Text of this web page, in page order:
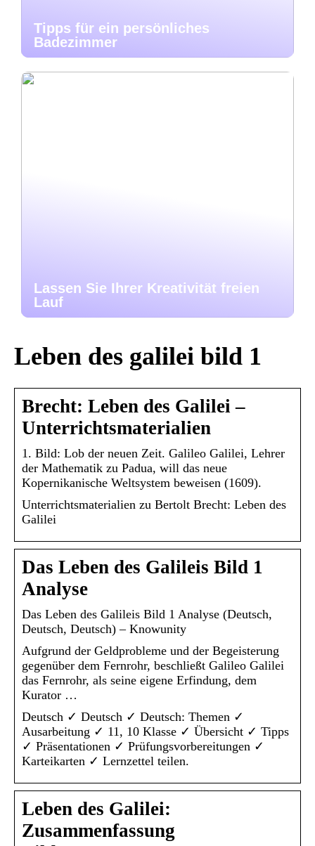
Tipps für ein persönliches
Badezimmer
Lassen Sie Ihrer Kreativität freien
Lauf
Leben des galilei bild 1
Brecht: Leben des Galilei –
Unterrichtsmaterialien
1. Bild: Lob der neuen Zeit. Galileo Galilei, Lehrer
der Mathematik zu Padua, will das neue
Kopernikanische Weltsystem beweisen (1609).
Unterrichtsmaterialien zu Bertolt Brecht: Leben des
Galilei
Das Leben des Galileis Bild 1
Analyse
Das Leben des Galileis Bild 1 Analyse (Deutsch,
Deutsch, Deutsch) – Knowunity
Aufgrund der Geldprobleme und der Begeisterung
gegenüber dem Fernrohr, beschließt Galileo Galilei
das Fernrohr, als seine eigene Erfindung, dem
Kurator …
Deutsch ✓ Deutsch ✓ Deutsch: Themen ✓
Ausarbeitung ✓ 11, 10 Klasse ✓ Übersicht ✓ Tipps
✓ Präsentationen ✓ Prüfungsvorbereitungen ✓
Karteikarten ✓ Lernzettel teilen.
Leben des Galilei:
Zusammenfassung